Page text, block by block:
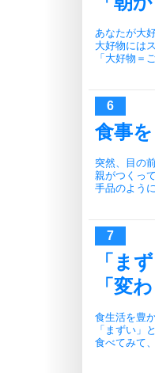
あなたが大
大好物には
「大好物＝
食事
突然、目の
親がつくっ
手品のよう
「ま
「変
食生活を豊
「まずい」
食べてみて